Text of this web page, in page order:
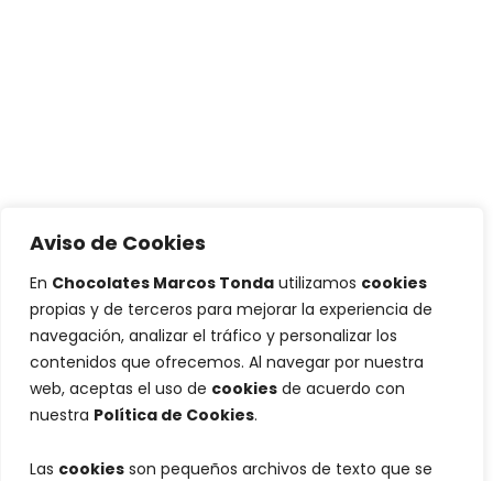
Aviso de Cookies
En Chocolates Marcos Tonda utilizamos cookies
propias y de terceros para mejorar la experiencia de
navegación, analizar el tráfico y personalizar los
contenidos que ofrecemos. Al navegar por nuestra
web, aceptas el uso de cookies de acuerdo con
nuestra Política de Cookies.
Las cookies son pequeños archivos de texto que se